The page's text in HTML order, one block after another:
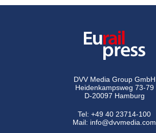
DVV Media Group GmbH
Heidenkampsweg 73-79
D-20097 Hamburg
Tel:+49 40 23714-100
Mail: info@dvvmedia.com